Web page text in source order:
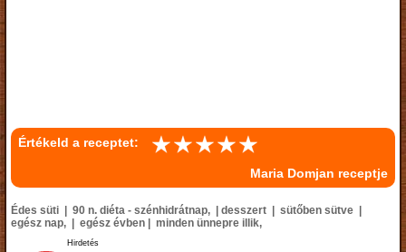
Értékeld a receptet:
Maria Domjan receptje
Édes süti | 90 n. diéta - szénhidrátnap, | desszert | sütőben sütve |
egész nap, | egész évben | minden ünnepre illik,
Hirdetés